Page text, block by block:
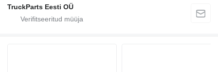
TruckParts Eesti OÜ